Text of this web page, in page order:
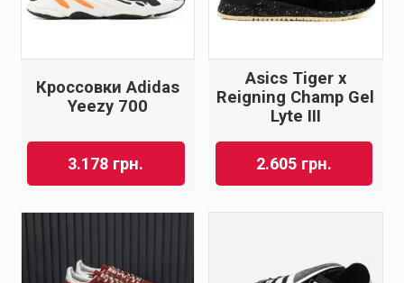
Кроссовки Adidas
Yeezy 700
3.178 грн.
Asics Tiger x
Reigning Champ Gel
Lyte III
2.605 грн.